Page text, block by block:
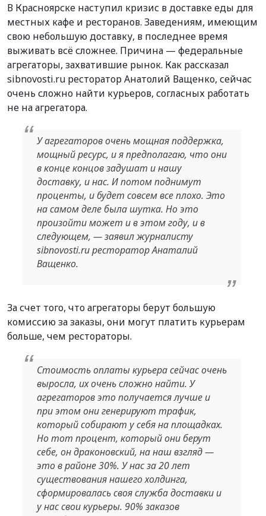
В Красноярске наступил кризис в доставке еды для
местных кафе и ресторанов. Заведениям, имеющим
свою небольшую доставку, в последнее время
выживать всё сложнее. Причина — федеральные
агрегаторы, захватившие рынок. Как рассказал
sibnovosti.ru ресторатор Анатолий Ващенко, сейчас
очень сложно найти курьеров, согласных работать
не на агрегатора.
У агрегаторов очень мощная поддержка,
мощный ресурс, и я предполагаю, что они
в конце концов задушат и нашу
доставку, и нас. И потом поднимут
проценты, и будет совсем все плохо. Это
на самом деле была шутка. Но это
произойти может и в этом году, и в
следующем, — заявил журналисту
sibnovosti.ru ресторатор Анаталий
Ващенко.
За счет того, что агрегаторы берут большую
комиссию за заказы, они могут платить курьерам
больше, чем рестораторы.
Стоимость оплаты курьера сейчас очень
выросла, их очень сложно найти. У
агрегаторов это получается лучше и
при этом они генерируют трафик,
который собирают у себя на площадках.
Но тот процент, который они берут
себе, он драконовский, на наш взгляд —
это в районе 30%. У нас за 20 лет
существования нашего холдинга,
сформировалась своя служба доставки и
у нас свои курьеры. 90% заказов